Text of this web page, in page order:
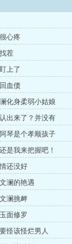
心疼
茬
上了
血债
化身柔弱小姑娘
出来了？并没有
琴是个孝顺孩子
是我来把握吧！
还没好
澜的艳遇
澜挑衅
面修罗
怪该怪烂男人